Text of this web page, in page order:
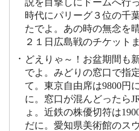
説を目撃しにドームへ行
時代にパリーグ３位の千
たでよ。あの時の無念を
２１日広島戦のチケット
どえりゃ～！お盆期間も
でよ。みどりの窓口で指
て。東京自由席は9800円
に。窓口が混んどったら
ょ。近鉄の株優切符は
だに。愛知県美術館のス